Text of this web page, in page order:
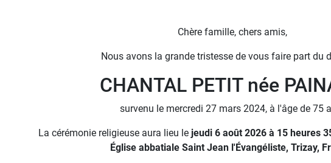
Chère famille, chers amis,
Nous avons la grande tristesse de vous faire part du
CHANTAL PETIT née
survenu le mercredi 27 mars 2024, à l'âge de 75
La cérémonie religieuse aura lieu le jeudi 6 août 2026 à 15 heures
Église abbatiale Saint Jean l'Évangéliste, Trizay,